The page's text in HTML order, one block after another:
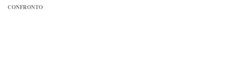
CONFRONTO